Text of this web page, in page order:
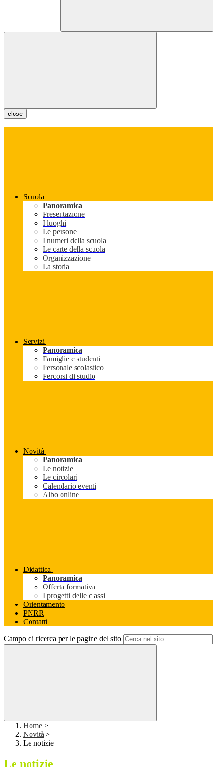
close
Scuola
Panoramica
Presentazione
I luoghi
Le persone
I numeri della scuola
Le carte della scuola
Organizzazione
La storia
Servizi
Panoramica
Famiglie e studenti
Personale scolastico
Percorsi di studio
Novità
Panoramica
Le notizie
Le circolari
Calendario eventi
Albo online
Didattica
Panoramica
Offerta formativa
I progetti delle classi
Orientamento
PNRR
Contatti
Campo di ricerca per le pagine del sito
Home >
Novità >
Le notizie
Le notizie